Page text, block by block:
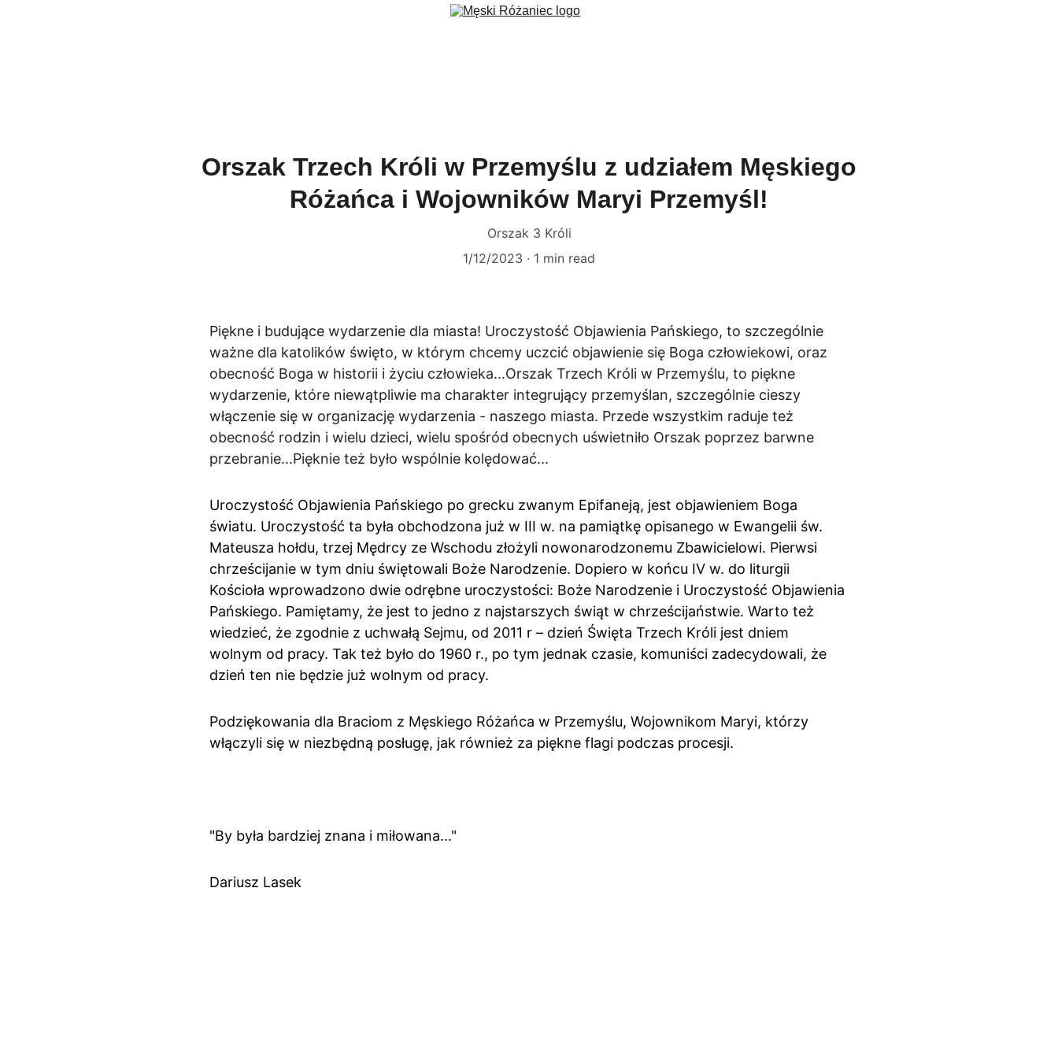
Orszak Trzech Króli w Przemyślu z udziałem Męskiego
Różańca i Wojowników Maryi Przemyśl!
Orszak 3 Króli
1/12/2023
1 min read
Piękne i budujące wydarzenie dla miasta! Uroczystość Objawienia Pańskiego, to szczególnie
ważne dla katolików święto, w którym chcemy uczcić objawienie się Boga człowiekowi, oraz
obecność Boga w historii i życiu człowieka...Orszak Trzech Króli w Przemyślu, to piękne
wydarzenie, które niewątpliwie ma charakter integrujący przemyślan, szczególnie cieszy
włączenie się w organizację wydarzenia - naszego miasta. Przede wszystkim raduje też
obecność rodzin i wielu dzieci, wielu spośród obecnych uświetniło Orszak poprzez barwne
przebranie...Pięknie też było wspólnie kolędować...
Uroczystość Objawienia Pańskiego po grecku zwanym Epifaneją, jest objawieniem Boga
światu. Uroczystość ta była obchodzona już w III w. na pamiątkę opisanego w Ewangelii św.
Mateusza hołdu, trzej Mędrcy ze Wschodu złożyli nowonarodzonemu Zbawicielowi. Pierwsi
chrześcijanie w tym dniu świętowali Boże Narodzenie. Dopiero w końcu IV w. do liturgii
Kościoła wprowadzono dwie odrębne uroczystości: Boże Narodzenie i Uroczystość Objawienia
Pańskiego. Pamiętamy, że jest to jedno z najstarszych świąt w chrześcijaństwie. Warto też
wiedzieć, że zgodnie z uchwałą Sejmu, od 2011 r – dzień Święta Trzech Króli jest dniem
wolnym od pracy. Tak też było do 1960 r., po tym jednak czasie, komuniści zadecydowali, że
dzień ten nie będzie już wolnym od pracy.
Podziękowania dla Braciom z Męskiego Różańca w Przemyślu, Wojownikom Maryi, którzy
włączyli się w niezbędną posługę, jak również za piękne flagi podczas procesji.
"By była bardziej znana i miłowana..."
Dariusz Lasek